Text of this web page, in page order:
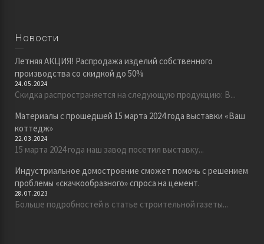
Новости
Летняя АКЦИЯ! Распродажа изделий собственного
производства со скидкой до 50%
24.05.2024
Скидка распространяется на следующую продукцию: В...
Материалы с прошедшей 15 марта 2024 года выставки «Ваш
коттедж»
22.03.2024
15 марта 2024 года наш завод посетил выставку...
Индустриальное домостроение сможет помочь с решением
проблемы «скачкообразного» спроса на цемент.
28.07.2023
Больше подробностей в статье строительной газеты...